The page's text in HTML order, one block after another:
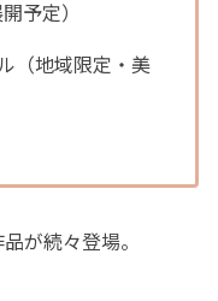
予定）
（地域限定・美
が続々登場。